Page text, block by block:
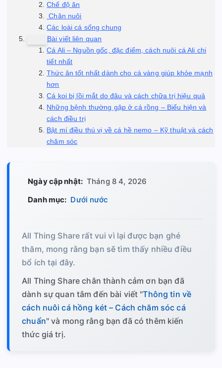
Chế độ ăn
Chăn nuôi
Các loài cá sống chung
Bài viết liên quan
Cá Ali – Nguồn gốc, đặc điểm, cách nuôi cá Ali chi
tiết nhất
Thức ăn tốt nhất dành cho cá vàng giúp khỏe mạnh
hơn
Cá koi bị lồi mắt do đâu và cách chữa trị hiệu quả
Những bệnh thường gặp ở cá rồng – Biểu hiện và
cách điều trị
Bật mí điều thú vị về cá hề nemo – Kỹ thuật và cách
chăm sóc
Ngày cập nhật: Tháng 8 4, 2026
Danh mục: Dưới nước
All Thing Share rất vui vì lại được bạn ghé
thăm, mong rằng bạn sẽ tìm thấy nhiều điều
bổ ích tại đây.
All Thing Share chân thành cảm ơn bạn đã
dành sự quan tâm đến bài viết "Thông tin về
cách nuôi cá hồng két – Cách chăm sóc cá
chuẩn" và mong rằng bạn đã có thêm kiến
thức giá trị.